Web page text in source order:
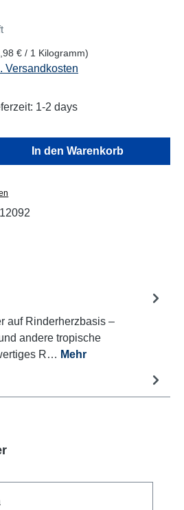
€ / 1 Kilogramm)
Versandkosten
1-2 days
Gib den gewünschten
In den Warenkorb
auf Rinderherzbasis –
andere tropische
R… Mehr